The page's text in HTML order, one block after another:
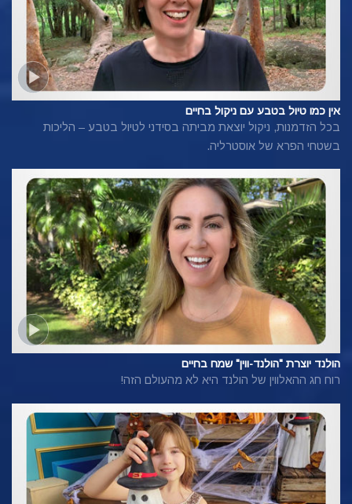
אין כמו טיול בטבע עם ניקול בחיים
בכל הזדמנות, ניקול יוצאת מביתה בסידני לטיול בטבע – הליכות
בשטחי הפרא של אוסטרליה.
הולנד יוצרת "הולנד-ווין" שמח בחיים
רוח חג ההאלווין של הולנד היא לא מהעולם הזה!